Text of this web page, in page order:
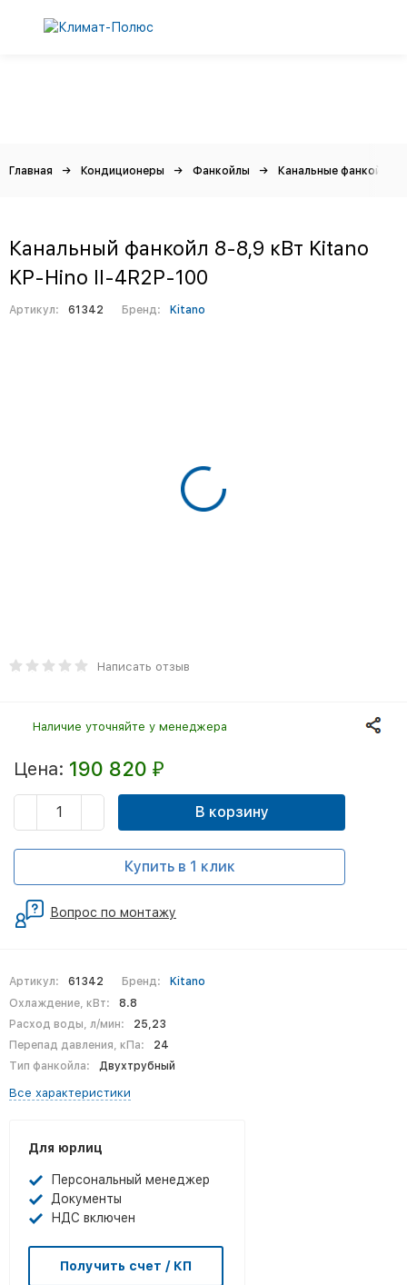
Главная Кондиционеры Фанкойлы Канальные фанкойлы
Канальный фанкойл 8-8,9 кВт Kitano
KP-Hino II-4R2P-100
Артикул: 61342 Бренд: Kitano
Написать отзыв
Артикул: 61342 Бренд:
Kitano
Охлаждение, кВт:
8.8
Расход воды, л/мин:
25,23
Перепад давления, кПа:
24
Тип фанкойла:
Двухтрубный
Все характеристики
Для юрлиц
Персональный менеджер
Документы
НДС включен
Получить счет / КП
Наличие уточняйте у менеджера
Цена: 190 820 ₽
В корзину
Купить в 1 клик
Вопрос по монтажу